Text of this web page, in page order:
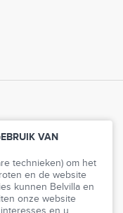
VAN
technieken) om het
en de website
kunnen Belvilla en
onze website